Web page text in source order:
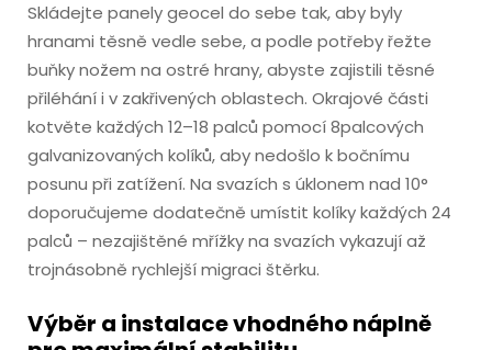
Skládejte panely geocel do sebe tak, aby byly
hranami těsně vedle sebe, a podle potřeby řežte
buňky nožem na ostré hrany, abyste zajistili těsné
přiléhání i v zakřivených oblastech. Okrajové části
kotvěte každých 12–18 palců pomocí 8palcových
galvanizovaných kolíků, aby nedošlo k bočnímu
posunu při zatížení. Na svazích s úklonem nad 10°
doporučujeme dodatečně umístit kolíky každých 24
palců – nezajištěné mřížky na svazích vykazují až
trojnásobně rychlejší migraci štěrku.
Výběr a instalace vhodného náplně